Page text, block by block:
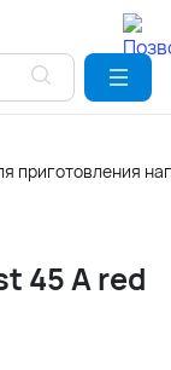
приготовления
45 A red